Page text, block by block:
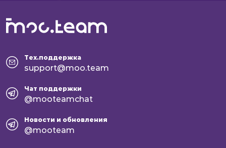
Тех.поддержка
support@moo.team
Чат поддержки
@mooteamchat
Новости и обновления
@mooteam